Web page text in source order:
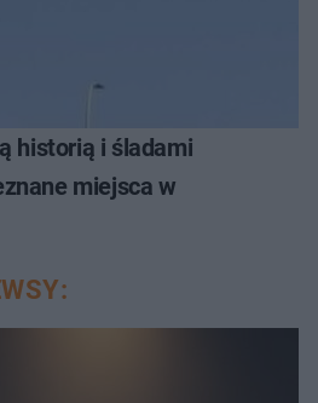
historią i śladami
miejsca w